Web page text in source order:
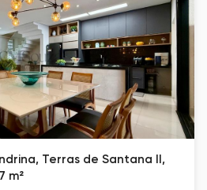
Terras de Santana II,
m²